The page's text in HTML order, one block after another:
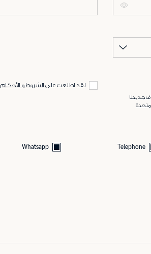
جديدنا
لقد اطلعت على الشروط و الأحكام
Telephone
Whatsapp